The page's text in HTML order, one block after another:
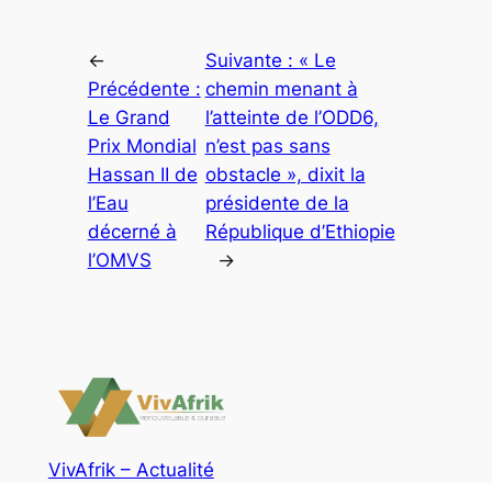
←
Précédente :
Le Grand
Prix Mondial
Hassan II de
l’Eau
décerné à
l’OMVS
Suivante : « Le
chemin menant à
l’atteinte de l’ODD6,
n’est pas sans
obstacle », dixit la
présidente de la
République d’Ethiopie
→
VivAfrik – Actualité